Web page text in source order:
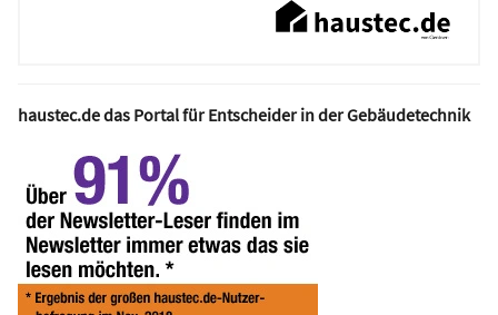
haustec.de das Portal für Entscheider in der Gebäudetechnik